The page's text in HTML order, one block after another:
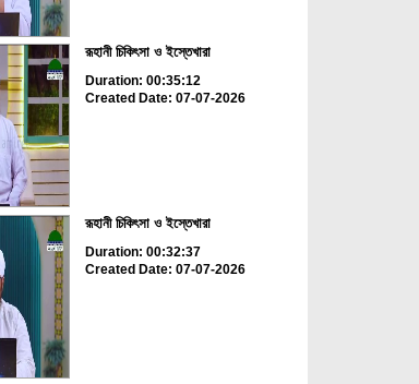
রূহানী চিকিৎসা ও ইস্তেখারা
Duration: 00:35:12
Created Date: 07-07-2026
রূহানী চিকিৎসা ও ইস্তেখারা
Duration: 00:32:37
Created Date: 07-07-2026